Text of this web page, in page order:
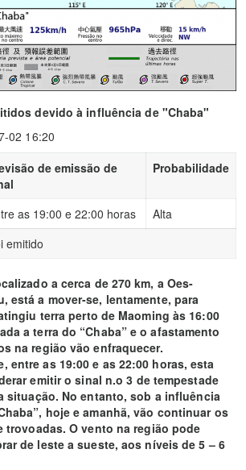
devido à influência de "Chaba"
02 16:20
de emissão de
Probabilidade
as 19:00 e 22:00 horas
Alta
emitido
a cerca de 270 km, a Oes-
está a mover-se, lentamente, para
terra perto de Maoming às 16:00
a terra do “Chaba” e o afastamento
na região vão enfraquecer.
entre as 19:00 e as 22:00 horas, esta
emitir o sinal n.o 3 de tempestade
situação. No entanto, sob a influência
hoje e amanhã, vão continuar os
trovoadas. O vento na região pode
de leste a sueste, aos níveis de 5 – 6